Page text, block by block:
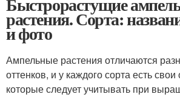
растения. Сорта:
и фото
Ампельные растения отличаются
оттенков, и у каждого сорта есть
которые следует учитывать при